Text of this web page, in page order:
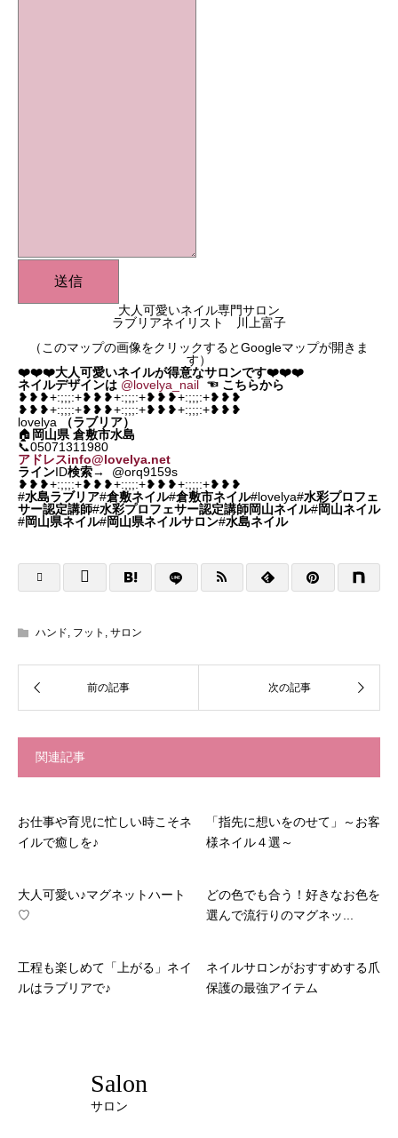
送信
大人可愛いネイル専門サロン
ラブリアネイリスト 川上富子
（このマップの画像をクリックするとGoogleマップが開きま
す）
❤️❤️❤️大人可愛いネイルが得意なサロンです❤️❤️❤️
ネイルデザインは @lovelya_nail ☜ こちらから
❥❥❥+:;;;:+❥❥❥+:;;;:+❥❥❥+:;;;:+❥❥❥
❥❥❥+:;;;:+❥❥❥+:;;;:+❥❥❥+:;;;:+❥❥❥
lovelya
（ラブリア）
🏠 岡山県 倉敷市水島
📞05071311980
アドレスinfo@lovelya.net
ラインID検索→ @orq9159s
❥❥❥+:;;;:+❥❥❥+:;;;:+❥❥❥+:;;;:+❥❥❥
#水島ラブリア#倉敷ネイル#倉敷市ネイル#lovelya#水彩プロフェ
サー認定講師#水彩プロフェサー認定講師岡山ネイル#岡山ネイル
#岡山県ネイル#岡山県ネイルサロン#水島ネイル
ハンド, フット , サロン
関連記事
お仕事や育児に忙しい時こそネ
イルで癒しを♪
「指先に想いをのせて」～お客
様ネイル４選～
大人可愛い♪マグネットハート
♡
どの色でも合う！好きなお色を
選んで流行りのマグネッ...
工程も楽しめて「上がる」ネイ
ルはラブリアで♪
ネイルサロンがおすすめする爪
保護の最強アイテム
Salon
サロン